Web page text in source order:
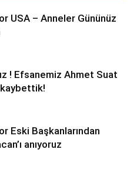
USA – Anneler Gününüz
! Efsanemiz Ahmet Suat
kaybettik!
Eski Başkanlarından
anıyoruz